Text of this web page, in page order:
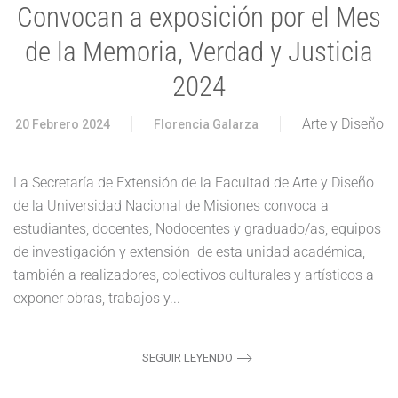
Convocan a exposición por el Mes
de la Memoria, Verdad y Justicia
2024
20 Febrero 2024 Florencia Galarza Arte y Diseño
La Secretaría de Extensión de la Facultad de Arte y Diseño
de la Universidad Nacional de Misiones convoca a
estudiantes, docentes, Nodocentes y graduado/as, equipos
de investigación y extensión de esta unidad académica,
también a realizadores, colectivos culturales y artísticos a
exponer obras, trabajos y...
SEGUIR LEYENDO